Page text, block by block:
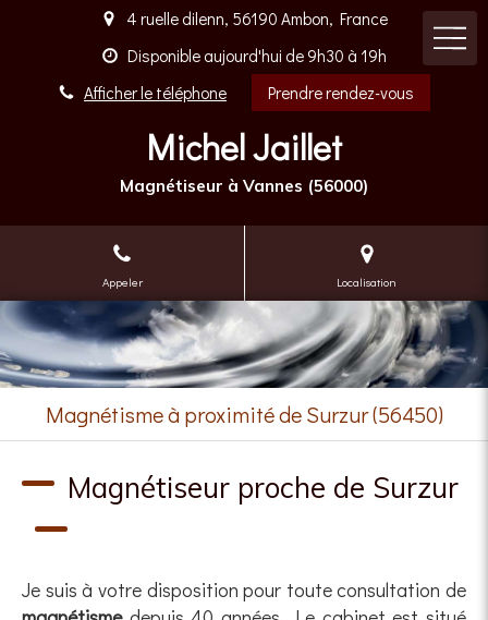
4 ruelle dilenn, 56190 Ambon, France
Disponible aujourd'hui de 9h30 à 19h
Afficher le téléphone
Prendre rendez-vous
Michel Jaillet
Magnétiseur à Vannes (56000)
Appeler Localisation
Magnétisme à proximité de Surzur (56450)
Magnétiseur proche de Surzur
Je suis à votre disposition pour toute consultation de